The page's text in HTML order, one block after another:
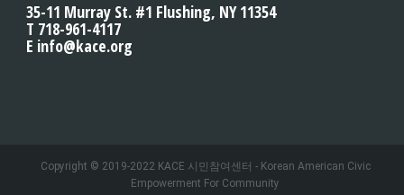
35-11 Murray St. #1 Flushing, NY 11354
T 718-961-4117
E info@kace.org
Copyright © 2019-2022 KACE 시민참여센터 - Korean American Civic
Empowerment For Community